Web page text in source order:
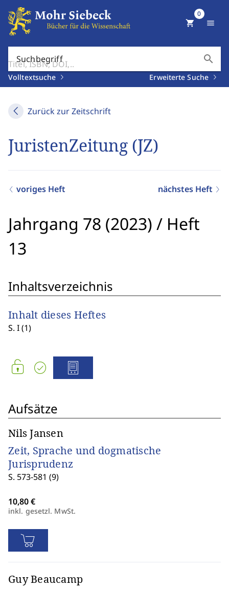
Suchbegriff search
Volltextsuche Erweiterte Suche
shopping_cart
0
menu
Zurück zur Zeitschrift
JuristenZeitung (JZ)
voriges Heft nächstes Heft
Jahrgang 78 (2023) / Heft
13
Inhaltsverzeichnis
Inhalt dieses Heftes
S. I (1)
Aufsätze
Nils Jansen
Zeit, Sprache und dogmatische
Jurisprudenz
S. 573-581 (9)
inkl. gesetzl. MwSt.
Guy Beaucamp